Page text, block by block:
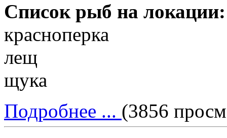
Список рыб на локации:
красноперка
лещ
щука
Подробнее ... (3856